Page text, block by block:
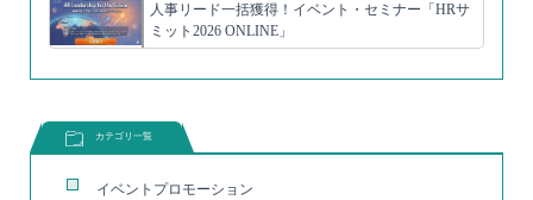
人事リード一括獲得！イベント・セミナー「HRサ
ミット2026 ONLINE」
カテゴリ一覧
イベントプロモーション